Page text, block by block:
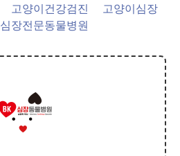
고양이건강검진
고양이심장
심장전문동물병원